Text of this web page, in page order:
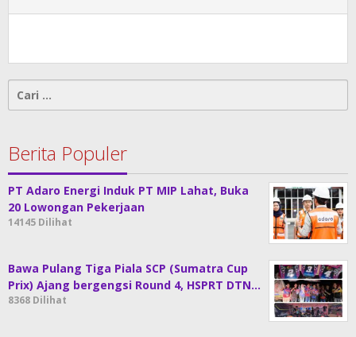
Cari
untuk:
Berita Populer
PT Adaro Energi Induk PT MIP Lahat, Buka
20 Lowongan Pekerjaan
14145 Dilihat
Bawa Pulang Tiga Piala SCP (Sumatra Cup
Prix) Ajang bergengsi Round 4, HSPRT DTN…
8368 Dilihat